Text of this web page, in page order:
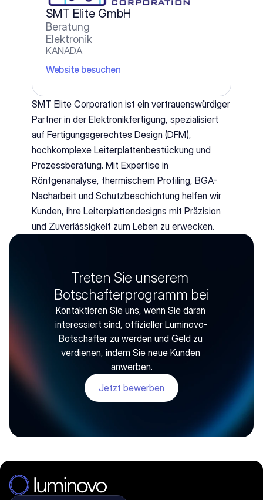
SMT Elite GmbH
Beratung
Elektronik
KANADA
Website besuchen
SMT Elite Corporation ist ein vertrauenswürdiger
Partner in der Elektronikfertigung, spezialisiert
auf Fertigungsgerechtes Design (DFM),
hochkomplexe Leiterplattenbestückung und
Prozessberatung. Mit Expertise in
Röntgenanalyse, thermischem Profiling, BGA-
Nacharbeit und Schutzbeschichtung helfen wir
Kunden, ihre Leiterplattendesigns mit Präzision
und Zuverlässigkeit zum Leben zu erwecken.
Treten Sie unserem
Botschafterprogramm bei
Kontaktieren Sie uns, wenn Sie daran
interessiert sind, offizieller Luminovo-
Botschafter zu werden und Geld zu
verdienen, indem Sie neue Kunden
anwerben.
Jetzt bewerben